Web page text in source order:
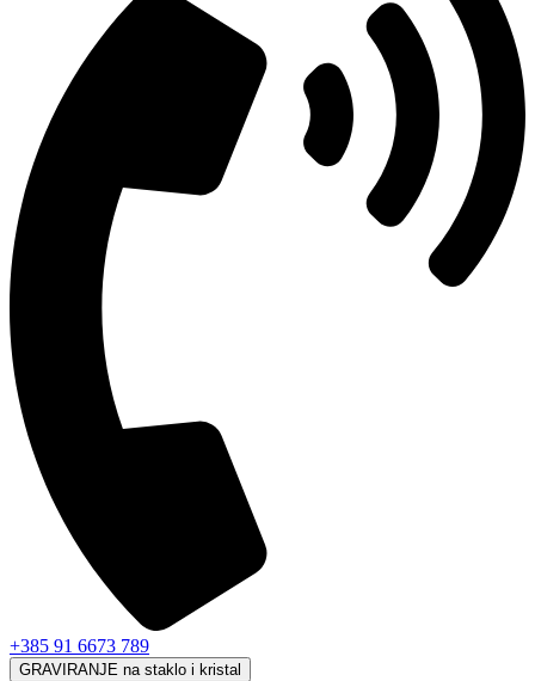
+385 91 6673 789
GRAVIRANJE na staklo i kristal